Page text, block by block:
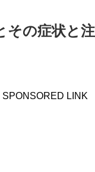
その症状と
SPONSORED LINK